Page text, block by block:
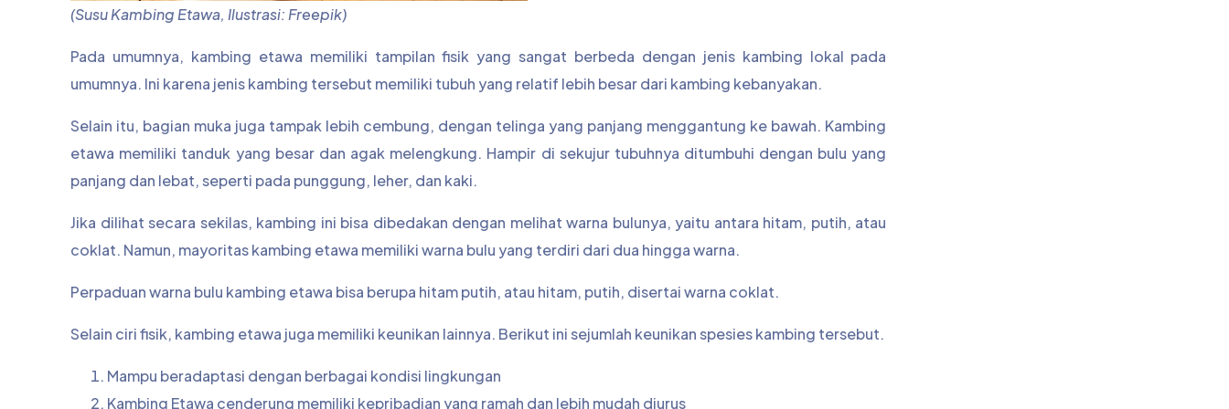
(Susu Kambing Etawa, Ilustrasi: Freepik)
Pada umumnya, kambing etawa memiliki tampilan fisik yang sangat berbeda dengan jenis kambing lokal pada
umumnya. Ini karena jenis kambing tersebut memiliki tubuh yang relatif lebih besar dari kambing kebanyakan.
Selain itu, bagian muka juga tampak lebih cembung, dengan telinga yang panjang menggantung ke bawah. Kambing
etawa memiliki tanduk yang besar dan agak melengkung. Hampir di sekujur tubuhnya ditumbuhi dengan bulu yang
panjang dan lebat, seperti pada punggung, leher, dan kaki.
Jika dilihat secara sekilas, kambing ini bisa dibedakan dengan melihat warna bulunya, yaitu antara hitam, putih, atau
coklat. Namun, mayoritas kambing etawa memiliki warna bulu yang terdiri dari dua hingga warna.
Perpaduan warna bulu kambing etawa bisa berupa hitam putih, atau hitam, putih, disertai warna coklat.
Selain ciri fisik, kambing etawa juga memiliki keunikan lainnya. Berikut ini sejumlah keunikan spesies kambing tersebut.
Mampu beradaptasi dengan berbagai kondisi lingkungan
Kambing Etawa cenderung memiliki kepribadian yang ramah dan lebih mudah diurus